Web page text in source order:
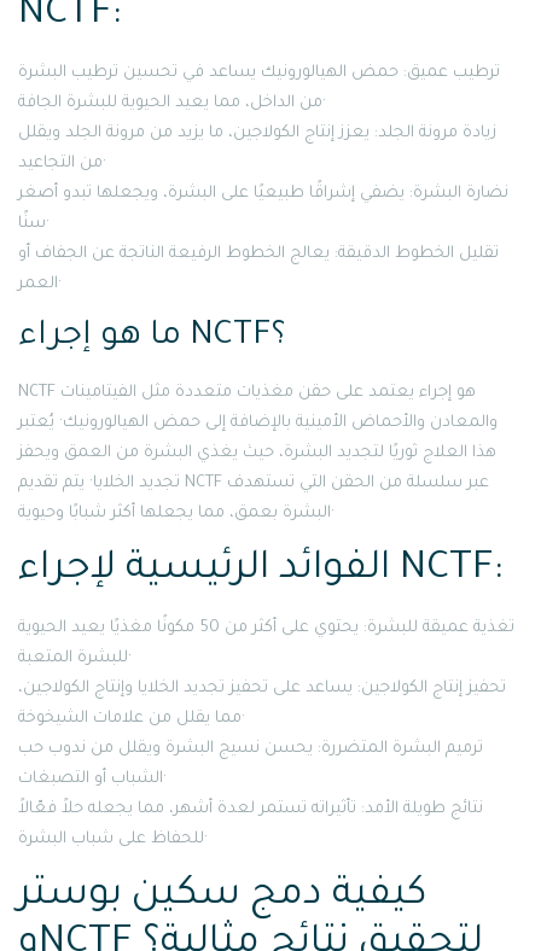
NCTF:
ترطيب عميق: حمض الهيالورونيك يساعد في تحسين ترطيب البشرة
من الداخل، مما يعيد الحيوية للبشرة الجافة·
زيادة مرونة الجلد: يعزز إنتاج الكولاجين، ما يزيد من مرونة الجلد ويقلل
من التجاعيد·
نضارة البشرة: يضفي إشراقًا طبيعيًا على البشرة، ويجعلها تبدو أصغر
سنًا·
تقليل الخطوط الدقيقة: يعالج الخطوط الرفيعة الناتجة عن الجفاف أو
العمر·
ما هو إجراء NCTF؟
NCTF هو إجراء يعتمد على حقن مغذيات متعددة مثل الفيتامينات
والمعادن والأحماض الأمينية بالإضافة إلى حمض الهيالورونيك· يُعتبر
هذا العلاج ثوريًا لتجديد البشرة، حيث يغذي البشرة من العمق ويحفز
تجديد الخلايا· يتم تقديم NCTF عبر سلسلة من الحقن التي تستهدف
البشرة بعمق، مما يجعلها أكثر شبابًا وحيوية·
الفوائد الرئيسية لإجراء NCTF:
تغذية عميقة للبشرة: يحتوي على أكثر من 50 مكونًا مغذيًا يعيد الحيوية
للبشرة المتعبة·
تحفيز إنتاج الكولاجين: يساعد على تحفيز تجديد الخلايا وإنتاج الكولاجين،
مما يقلل من علامات الشيخوخة·
ترميم البشرة المتضررة: يحسن نسيج البشرة ويقلل من ندوب حب
الشباب أو التصبغات·
نتائج طويلة الأمد: تأثيراته تستمر لعدة أشهر، مما يجعله حلاً فعّالاً
للحفاظ على شباب البشرة·
كيفية دمج سكين بوستر